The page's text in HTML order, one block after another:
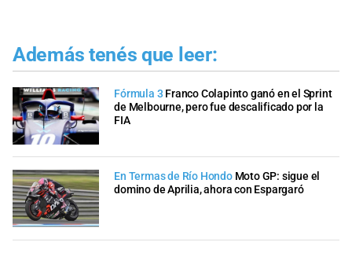
Además tenés que leer:
Fórmula 3 Franco Colapinto ganó en el Sprint
de Melbourne, pero fue descalificado por la
FIA
En Termas de Río Hondo Moto GP: sigue el
domino de Aprilia, ahora con Espargaró